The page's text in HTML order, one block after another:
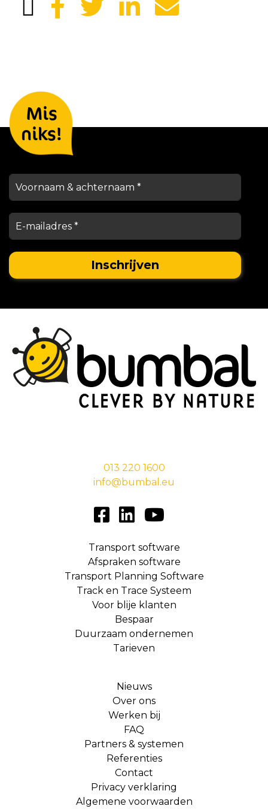
Mis
niks!
013 220 1600
info@bumbal.eu
Transport software
Afspraken software
Transport Planning Software
Track en Trace Systeem
Voor blije klanten
Bespaar
Duurzaam ondernemen
Tarieven
Nieuws
Over ons
Werken bij
FAQ
Partners & systemen
Referenties
Contact
Privacy verklaring
Algemene voorwaarden